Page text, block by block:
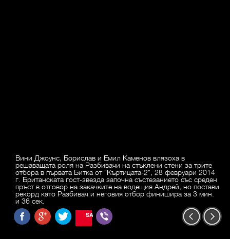
Вини Джоунс, Борислав и Емил Каменов влязоха в
решаващата роля на Разбивачи на стъклени стени за трите
отбора в първата Битка от "Къртицата-2", 28 февруари 2014
г. Британската гост-звезда започна състезанието със среден
пръст в отговор на закачките на водещия Андрей, но постави
рекорд като Разбивач и неговия отбор финишира за 3 мин.
и 36 сек.
SAVE